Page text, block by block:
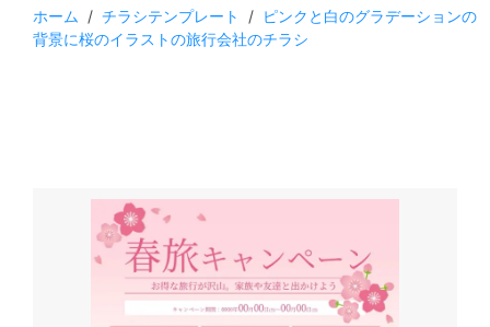
ホーム / チラシテンプレート / ピンクと白のグラデーションの
背景に桜のイラストの旅行会社のチラシ